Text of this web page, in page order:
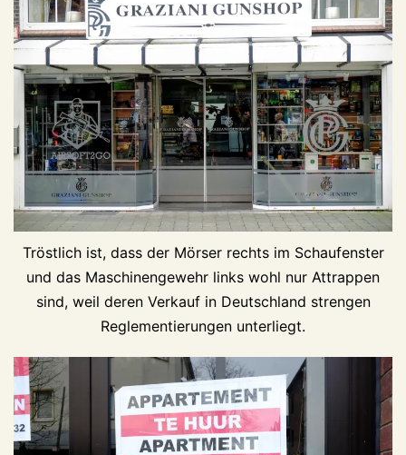
Tröstlich ist, dass der Mörser rechts im Schaufenster
und das Maschinengewehr links wohl nur Attrappen
sind, weil deren Verkauf in Deutschland strengen
Reglementierungen unterliegt.